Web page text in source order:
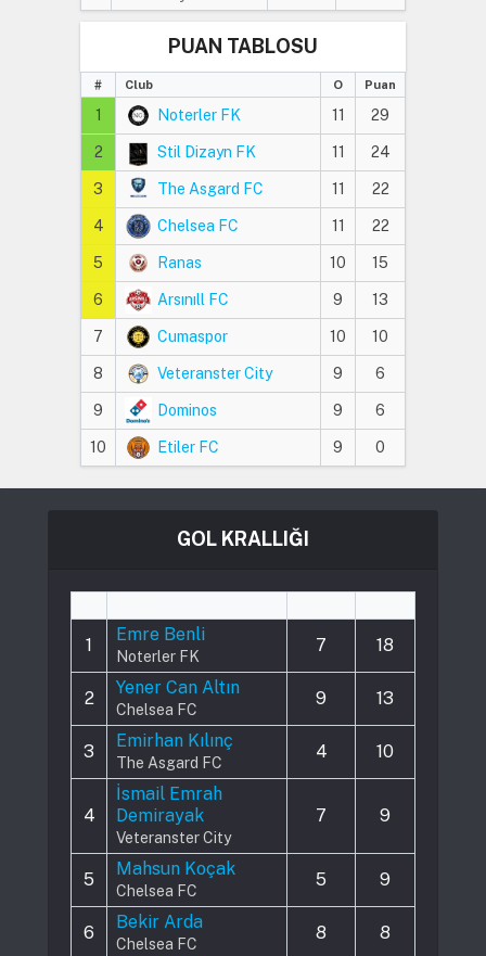
PUAN TABLOSU
# Club O Puan
1 Noterler FK 11 29
2 Stil Dizayn FK 11 24
3 The Asgard FC 11 22
4 Chelsea FC 11 22
5 Ranas 10 15
6 Arsınıll FC 9 13
7 Cumaspor 10 10
8 Veteranster City 9 6
9 Dominos 9 6
10 Etiler FC 9 0
GOL KRALLIĞI
1
Emre Benli
Noterler FK
7 18
2
Yener Can Altın
Chelsea FC
9 13
3
Emirhan Kılınç
The Asgard FC
4 10
4
İsmail Emrah
Demirayak
Veteranster City
7 9
5
Mahsun Koçak
Chelsea FC
5 9
6
Bekir Arda
Chelsea FC
8 8